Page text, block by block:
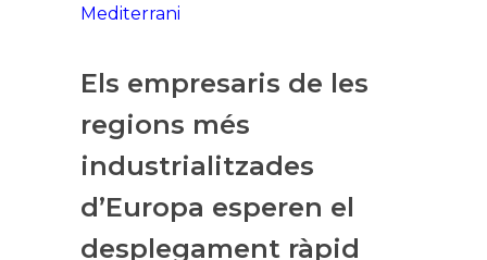
Els empresaris de les
regions més
industrialitzades
d’Europa esperen el
desplegament ràpid